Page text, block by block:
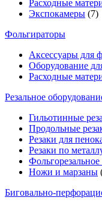
Расходные
Экспокамеры (7)
Фольгираторы
Аксессуары для
Оборудование
Расходные
Резальное
Гильотинные
Продольные
Резаки для
Резаки по
Ножи и марзаны
Биговально-